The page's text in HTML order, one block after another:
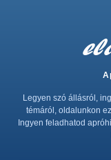
Legyen szó állásról,
témáról, oldalunkon
Ingyen feladhatod